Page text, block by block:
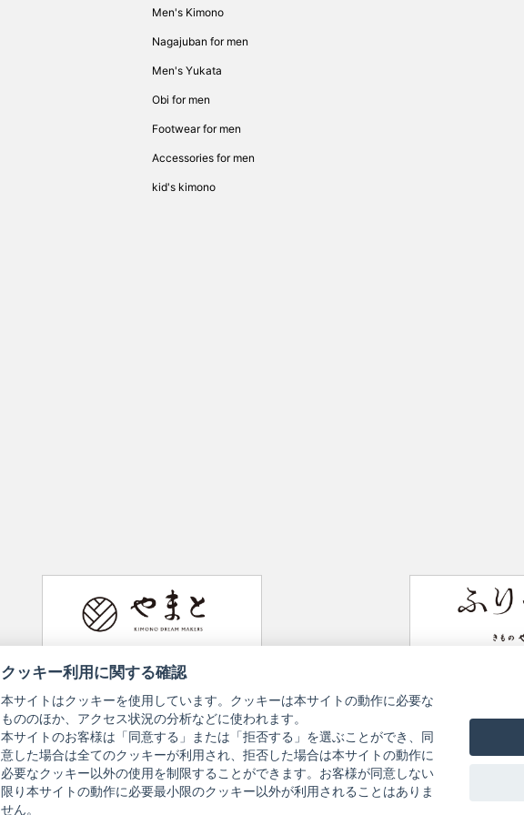
Men's Kimono
Nagajuban for men
Men's Yukata
Obi for men
Footwear for men
Accessories for men
kid's kimono
Yamato Brand Website
Inquiries Privacy Policy
Information Pursuant to the Act on
Specified Commercial Transactions
クッキー利用に関する確認
本サイトはクッキーを使用しています。クッキーは本サイトの動作に必要な
もののほか、アクセス状況の分析などに使われます。
本サイトのお客様は「同意する」または「拒否する」を選ぶことができ、同
意した場合は全てのクッキーが利用され、拒否した場合は本サイトの動作に
必要なクッキー以外の使用を制限することができます。お客様が同意しない
限り本サイトの動作に必要最小限のクッキー以外が利用されることはありま
せん。